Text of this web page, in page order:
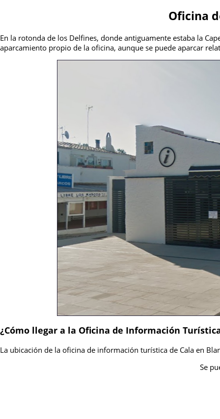
Oficina
En la rotonda de los Delfines, donde antiguamente estaba la
aparcamiento propio de la oficina, aunque se puede aparcar
¿Cómo llegar a la Oficina de Información
La ubicación de la oficina de información turística de Cala en
Se